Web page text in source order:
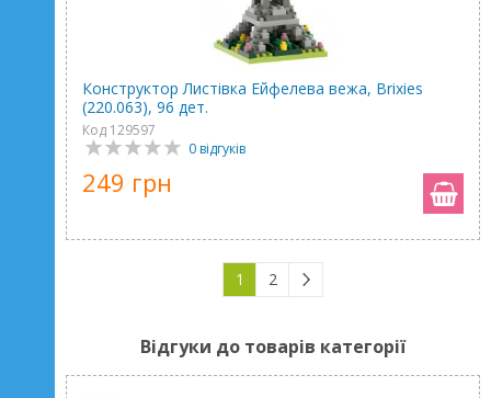
Конструктор Листівка Ейфелева вежа, Brixies
(220.063), 96 дет.
Код 129597
0 відгуків
249 грн
1 2
Відгуки до товарів категорії